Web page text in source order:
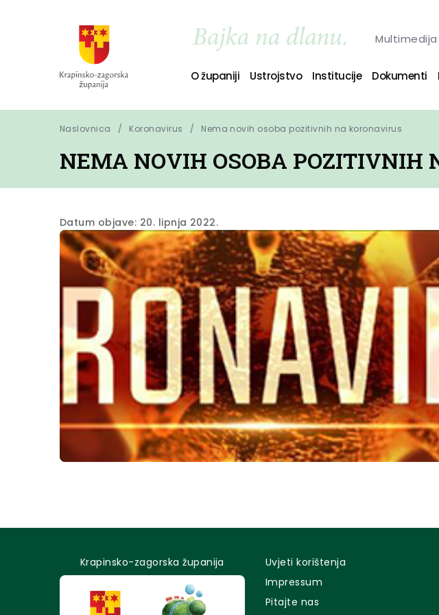
Multimedija
O županiji Ustrojstvo Institucije Dokumenti
Naslovnica Koronavirus Nema novih osoba pozitivnih na koronavirus
NEMA NOVIH OSOBA POZITIVNIH
Datum objave: 20. lipnja 2022.
Krapinsko-zagorska županija
Uvjeti korištenja
Impressum
Pitajte nas